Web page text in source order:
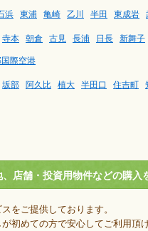
浜 東浦 亀崎 乙川 半田 東成岩
寺本 朝倉 古見 長浦 日長 新舞子
際空港
坂部 阿久比 植大 半田口 住吉町
店舗・投資用物件などの購入
をご提供しております。
初めての方で安心してご利用頂け